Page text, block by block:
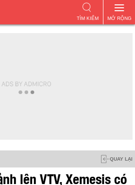
MỞ RỘNG
TÌM KIẾM
QUAY LẠI
lên VTV, Xemesis có